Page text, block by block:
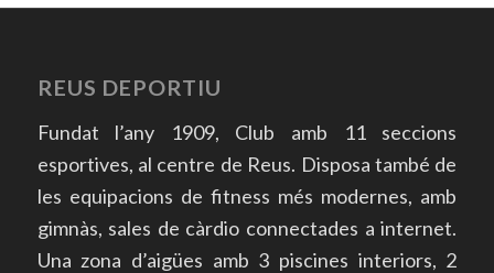
REUS DEPORTIU
Fundat l’any 1909, Club amb 11 seccions
esportives, al centre de Reus. Disposa també de
les equipacions de fitness més modernes, amb
gimnàs, sales de càrdio connectades a internet.
Una zona d’aigües amb 3 piscines interiors, 2